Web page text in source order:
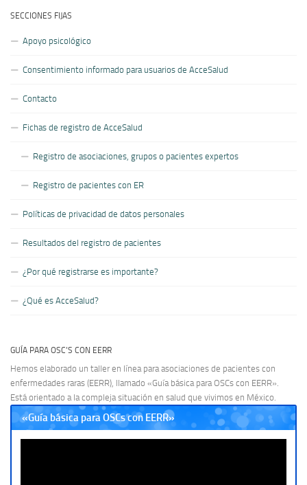
SECCIONES FIJAS
Apoyo psicológico
Consentimiento informado para usuarios de AcceSalud
Contacto
Fichas de registro de AcceSalud
Registro de asociaciones, grupos o pacientes expertos
Registro de pacientes con ER
Políticas de privacidad de datos personales
Resultados del registro de pacientes
¿Por qué registrarse es importante?
¿Qué es AcceSalud?
GUÍA PARA OSC’S CON EERR
Hemos elaborado un taller en línea para asociaciones de pacientes con
enfermedades raras (EERR), llamado «Guía básica para OSCs con EERR».
Está orientado a la compleja situación en salud que vivimos en México.
«Guía básica para OSCs con EERR»